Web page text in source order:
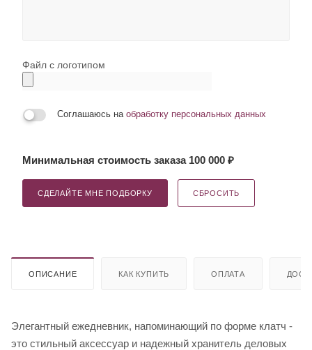
Файл с логотипом
Соглашаюсь на обработку персональных данных
Минимальная стоимость заказа 100 000 ₽
СДЕЛАЙТЕ МНЕ ПОДБОРКУ СБРОСИТЬ
ОПИСАНИЕ КАК КУПИТЬ ОПЛАТА
Элегантный ежедневник, напоминающий по форме клатч -
это стильный аксессуар и надежный хранитель деловых